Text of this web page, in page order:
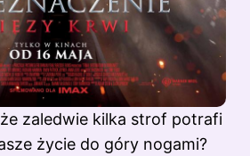
że zaledwie kilka strof potrafi
życie do góry nogami?